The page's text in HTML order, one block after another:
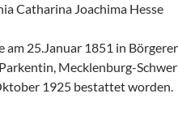
Catharina Joachima Hesse
am 25.Januar 1851 in
Mecklenburg-
1925 bestattet worden.